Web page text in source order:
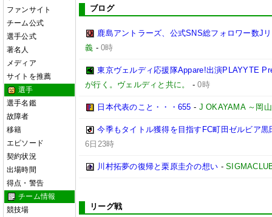
ファンサイト
チーム公式
選手公式
著名人
メディア
サイトを推薦
選手
選手名鑑
故障者
移籍
エピソード
契約状況
出場時間
得点・警告
チーム情報
競技場
ブログ
鹿島アントラーズ、公式SNS総フォロワー数J
義 -0時
東京ヴェルディ応援隊Appare!出演PLAYYTE
が行く。ヴェルディと共に。
-0時
日本代表のこと・・・655 - J OKAYAMA ～岡
今季もタイトル獲得を目指すFC町田ゼルビア
6日23時
川村拓夢の復帰と栗原圭介の想い -
リーグ戦